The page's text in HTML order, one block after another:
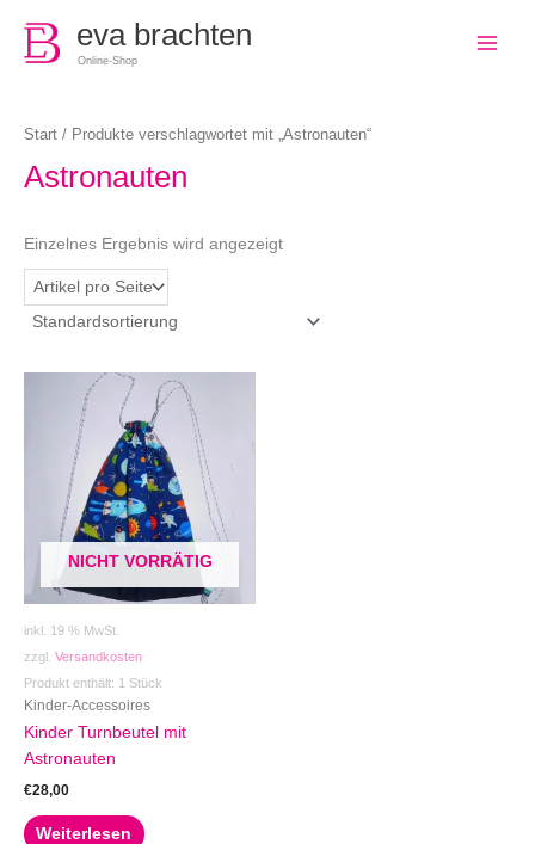
eva brachten
Online-Shop
Start / Produkte verschlagwortet mit „Astronauten“
Astronauten
Einzelnes Ergebnis wird angezeigt
NICHT VORRÄTIG
inkl. 19 % MwSt.
zzgl. Versandkosten
Produkt enthält: 1 Stück
Kinder-Accessoires
Kinder Turnbeutel mit
Astronauten
€28,00
Weiterlesen